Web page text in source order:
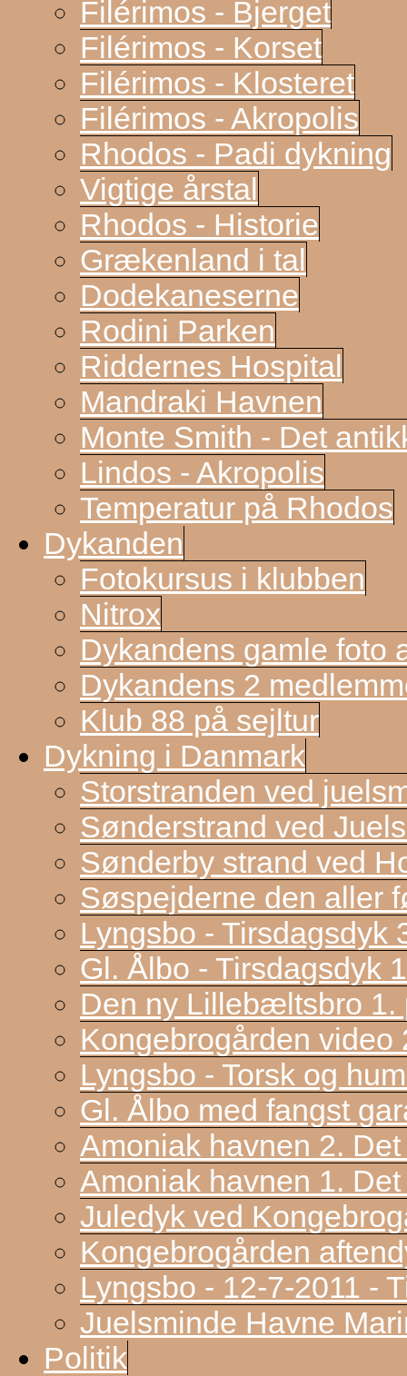
Filérimos - Bjerget
Filérimos - Korset
Filérimos - Klosteret
Filérimos - Akropolis
Rhodos - Padi dykning
Vigtige årstal
Rhodos - Historie
Grækenland i tal
Dodekaneserne
Rodini Parken
Riddernes Hospital
Mandraki Havnen
Monte Smith - Det
Lindos - Akropolis
Temperatur på Rhodos
Dykanden
Fotokursus i klubben
Nitrox
Dykandens gamle foto
Dykandens 2
Klub 88 på sejltur
Dykning i Danmark
Storstranden ved
Sønderstrand ved
Sønderby strand ved
Søspejderne den aller
Lyngsbo - Tirsdagsdyk
Gl. Ålbo - Tirsdagsdyk
Den ny Lillebæltsbro 1.
Kongebrogården video
Lyngsbo - Torsk og
Gl. Ålbo med fangst
Amoniak havnen 2.
Amoniak havnen 1.
Juledyk ved
Kongebrogården
Lyngsbo - 12-7-2011 -
Juelsminde Havne
Politik